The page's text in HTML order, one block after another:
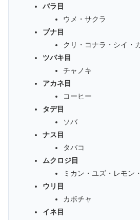
バラ目
ウメ・サクラ
ブナ目
クリ・コナラ・シイ・
ツバキ目
チャノキ
アカネ目
コーヒー
タデ目
ソバ
ナス目
タバコ
ムクロジ目
ミカン・ユズ・レモン
ウリ目
カボチャ
イネ目